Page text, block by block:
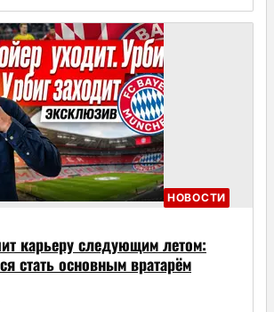
НОВОСТИ
карьеру следующим летом:
стать основным вратарём